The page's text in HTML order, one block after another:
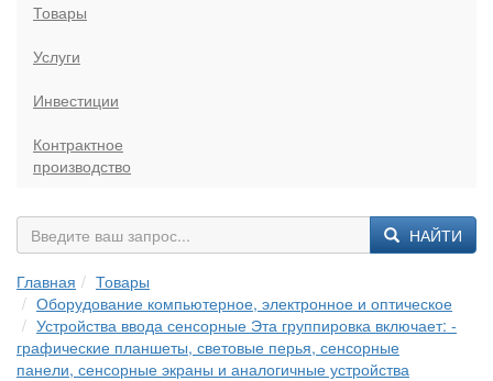
Товары
Услуги
Инвестиции
Контрактное
производство
НАЙТИ
Главная
Товары
Оборудование компьютерное, электронное и оптическое
Устройства ввода сенсорные Эта группировка включает: -
графические планшеты, световые перья, сенсорные
панели, сенсорные экраны и аналогичные устройства